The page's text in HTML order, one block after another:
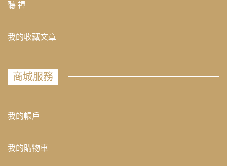
聽 禪
我的收藏文章
商城服務
我的帳戶
我的購物車